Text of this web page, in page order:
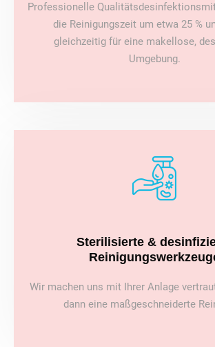
Professionelle
die Reinigungszeit um etwa 25 %
gleichzeitig für eine makellose,
Umgebung.
Sterilisierte &
Wir machen uns mit Ihrer Anlage
dann eine maßgeschneiderte